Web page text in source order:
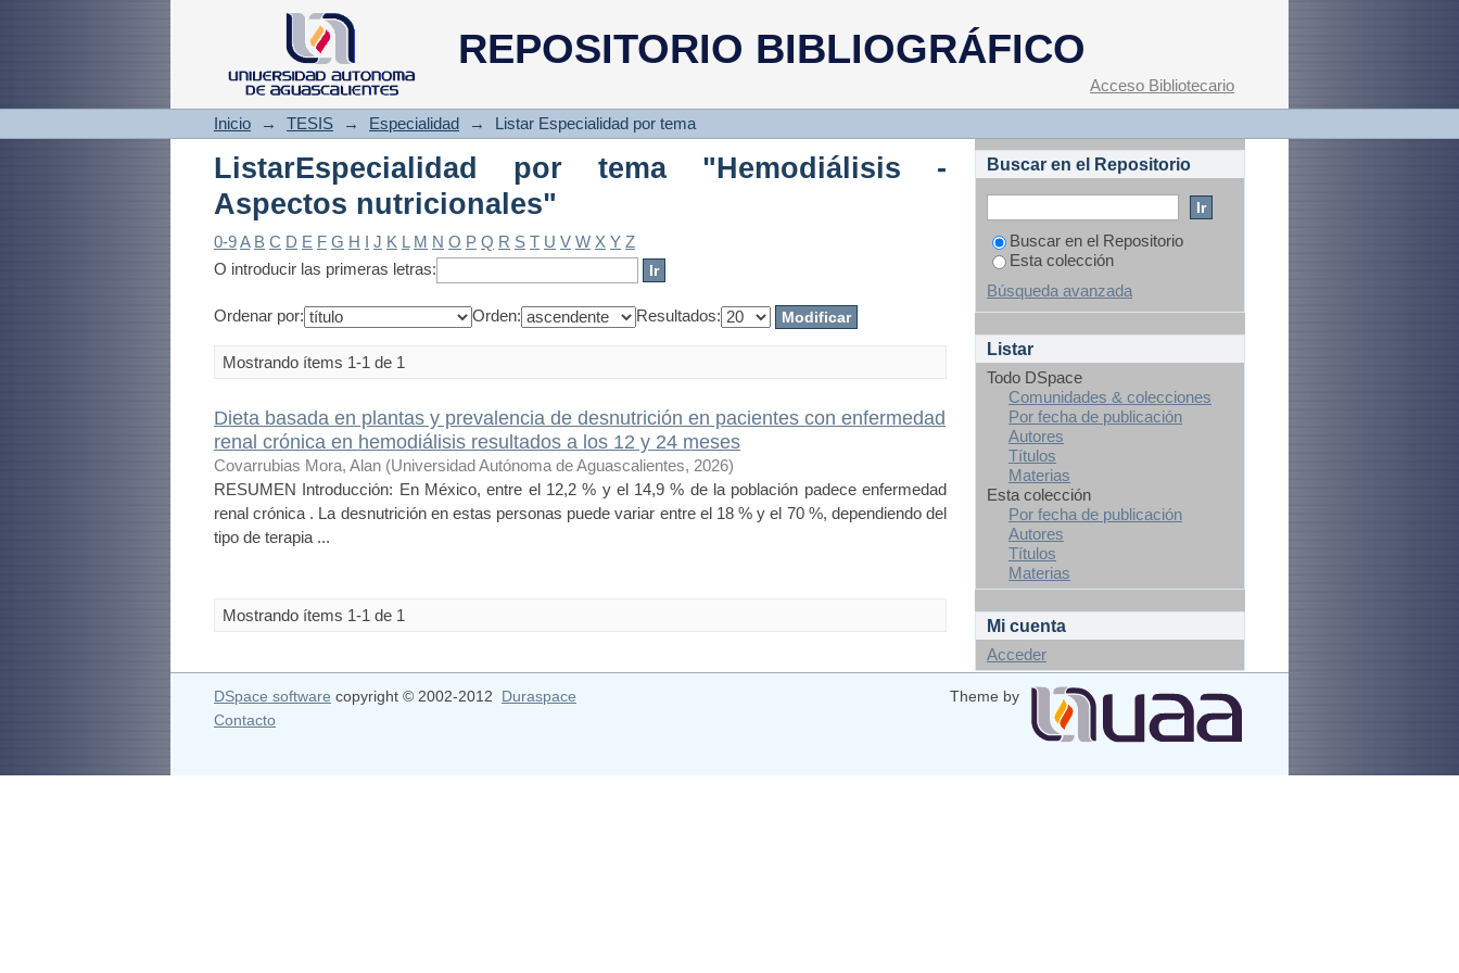
REPOSITORIO BIBLIOGRÁFICO
ListarEspecialidad por tema "Hemodiálisis - Aspectos nutricionales"
Acceso Bibliotecario
Inicio → TESIS → Especialidad → Listar Especialidad por tema
ListarEspecialidad por tema "Hemodiálisis -
Aspectos nutricionales"
0-9A B C D E F G H I J K L M N O P Q R S T U V W X Y Z
O introducir las primeras letras:
Ordenar por: Orden: Resultados:
Mostrando ítems 1-1 de 1
Dieta basada en plantas y prevalencia de desnutrición en pacientes con enfermedad
renal crónica en hemodiálisis resultados a los 12 y 24 meses
Covarrubias Mora, Alan (Universidad Autónoma de Aguascalientes, 2026)
RESUMEN Introducción: En México, entre el 12,2 % y el 14,9 % de la población padece enfermedad
renal crónica . La desnutrición en estas personas puede variar entre el 18 % y el 70 %, dependiendo del
tipo de terapia ...
Mostrando ítems 1-1 de 1
Buscar en el Repositorio
Buscar en el Repositorio
Esta colección
Búsqueda avanzada
Listar
Todo DSpace
Comunidades & colecciones
Por fecha de publicación
Autores
Títulos
Materias
Esta colección
Por fecha de publicación
Autores
Títulos
Materias
Mi cuenta
Acceder
DSpace software copyright © 2002-2012 Duraspace
Theme by
Contacto